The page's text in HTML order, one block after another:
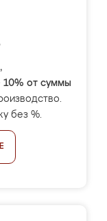
10% от суммы
без %.